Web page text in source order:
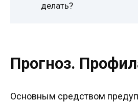
делать?
Прогноз.
Основным средством